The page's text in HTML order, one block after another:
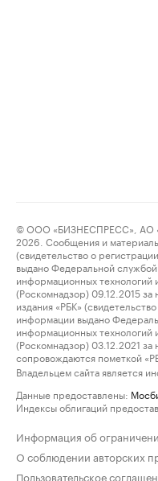
© ООО «БИЗНЕСПРЕСС», АО
2026. Сообщения и
(свидетельство о
выдано Федеральной
информационных технологий
(Роскомнадзор) 09.12.2015
издания «РБК»
информации выдано
информационных технологий
(Роскомнадзор) 03.12.2021
сопровождаются пометкой
Владельцем сайта является
Данные предоставлены:
Индексы облигаций
Информация об
О соблюдении авторских
Пользовательское